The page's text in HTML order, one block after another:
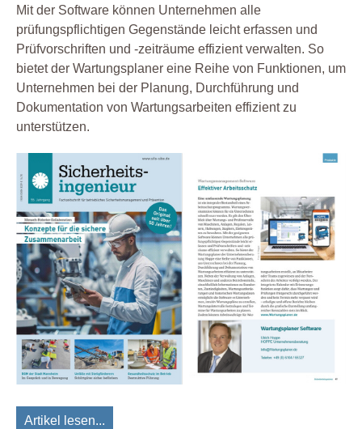
Mit der Software können Unternehmen alle
prüfungspflichtigen Gegenstände leicht erfassen und
Prüfvorschriften und -zeiträume effizient verwalten. So
bietet der Wartungsplaner eine Reihe von Funktionen, um
Unternehmen bei der Planung, Durchführung und
Dokumentation von Wartungsarbeiten effizient zu
unterstützen.
Artikel lesen...